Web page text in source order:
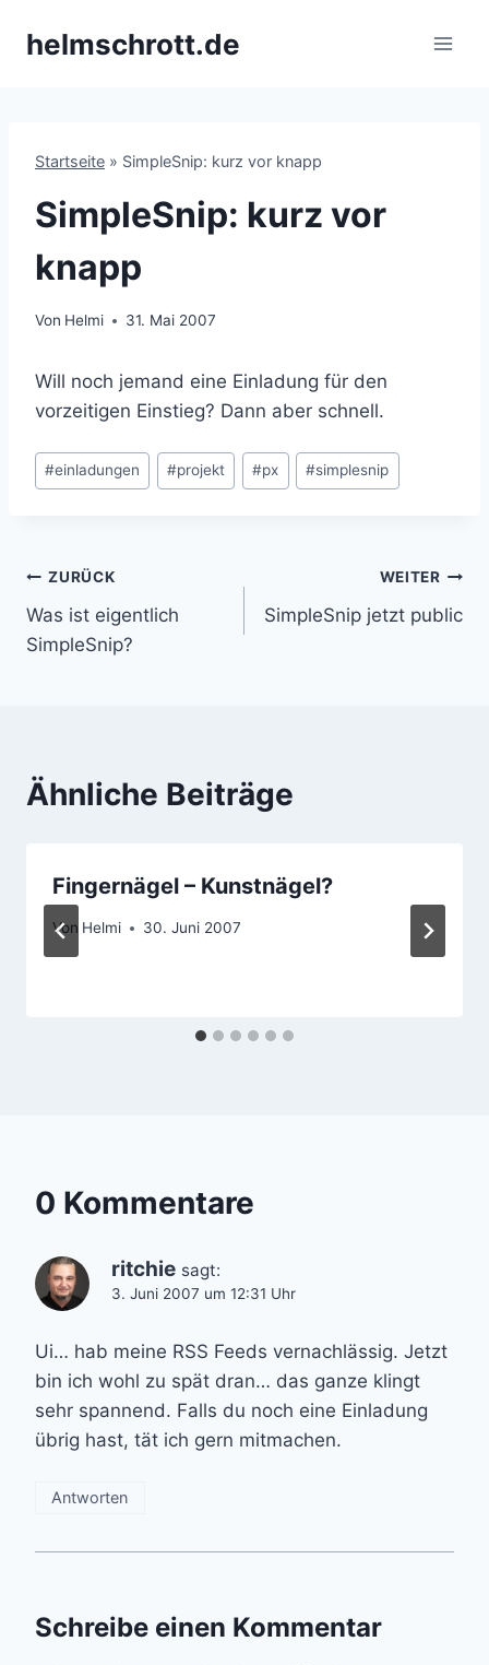
Inhalthelmschrott.de
Startseite » SimpleSnip: kurz vor knapp
SimpleSnip: kurz vor
knapp
Von Helmi 31. Mai 2007
Will noch jemand eine Einladung für den
vorzeitigen Einstieg? Dann aber schnell.
Schlagworte:
#einladungen #projekt #px #simplesnip
Beitragsnavigation
ZURÜCK
Was ist eigentlich
SimpleSnip?
WEITER
SimpleSnip jetzt public
Ähnliche Beiträge
Fingernägel – Kunstnägel?
Von Helmi 30. Juni 2007
0 Kommentare
ritchie sagt:
3. Juni 2007 um 12:31 Uhr
Ui… hab meine RSS Feeds vernachlässig. Jetzt
bin ich wohl zu spät dran… das ganze klingt
sehr spannend. Falls du noch eine Einladung
übrig hast, tät ich gern mitmachen.
Antworten
Schreibe einen Kommentar